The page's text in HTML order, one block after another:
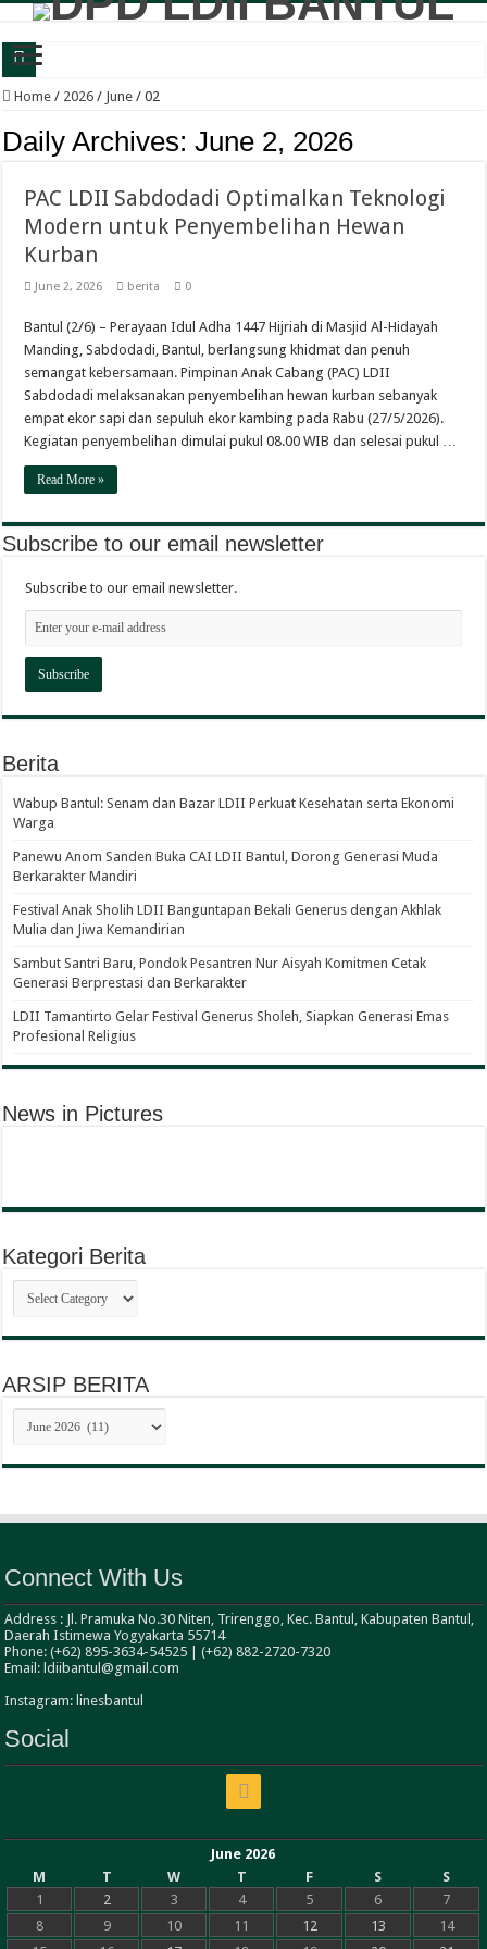
Wabup Bantul: Senam dan Bazar LDII Perkuat Kesehatan serta Ekonomi Warga
Panewu Anom Sanden Buka CAI LDII Bantul, Dorong Generasi Muda
Sambut Santri Baru, Pondok Pesantren Nur Aisyah Komitmen Cetak Generasi
LDII Tamantirto Gelar Festival Generus Sholeh, Siapkan Generasi Emas
Bincang Pelajar Generus, DPD LDII Bantul Bekali Remaja Hadapi Kriminalitas
Healthy Inside Man: Ratusan Generus Putra LDII Bantul Dibekali Pengelolaan
KB TK Alkarima Lepas 21 Siswa, Pendidikan Karakter Jadi Bekal Menuju
Home / 2026 / June / 02
Daily Archives:June 2, 2026
PAC LDII Sabdodadi Optimalkan Teknologi
Modern untuk Penyembelihan Hewan
Kurban
June 2, 2026 berita 0
Bantul (2/6) – Perayaan Idul Adha 1447 Hijriah di Masjid Al-Hidayah
Manding, Sabdodadi, Bantul, berlangsung khidmat dan penuh
semangat kebersamaan. Pimpinan Anak Cabang (PAC) LDII
Sabdodadi melaksanakan penyembelihan hewan kurban sebanyak
empat ekor sapi dan sepuluh ekor kambing pada Rabu (27/5/2026).
Kegiatan penyembelihan dimulai pukul 08.00 WIB dan selesai pukul …
Read More »
Subscribe to our email newsletter
Subscribe to our email newsletter.
Berita
Wabup Bantul: Senam dan Bazar LDII Perkuat Kesehatan serta Ekonomi
Warga
Panewu Anom Sanden Buka CAI LDII Bantul, Dorong Generasi Muda
Berkarakter Mandiri
Festival Anak Sholih LDII Banguntapan Bekali Generus dengan Akhlak
Mulia dan Jiwa Kemandirian
Sambut Santri Baru, Pondok Pesantren Nur Aisyah Komitmen Cetak
Generasi Berprestasi dan Berkarakter
LDII Tamantirto Gelar Festival Generus Sholeh, Siapkan Generasi Emas
Profesional Religius
News in Pictures
Kategori Berita
Kategori
Berita
ARSIP BERITA
ARSIP
BERITA
Connect With Us
Address : Jl. Pramuka No.30 Niten, Trirenggo, Kec. Bantul, Kabupaten Bantul,
Daerah Istimewa Yogyakarta 55714
Phone: (+62) 895-3634-54525 | (+62) 882-2720-7320
Email: ldiibantul@gmail.com
Instagram: linesbantul
Social
June 2026
M
T W T F S
S
1
2 3 4 5 6
7
8
9 10 11 12 13
14